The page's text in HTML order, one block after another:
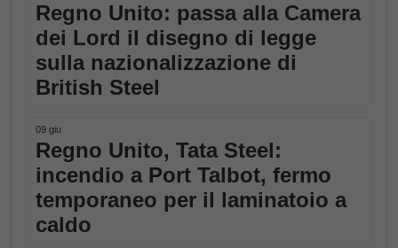
Regno Unito: passa alla Camera
dei Lord il disegno di legge
sulla nazionalizzazione di
British Steel
09 giu
Regno Unito, Tata Steel:
incendio a Port Talbot, fermo
temporaneo per il laminatoio a
caldo